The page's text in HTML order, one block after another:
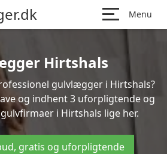
Menu
Hirtshals
gulvlægger i Hirtshals?
og indhent 3 uforpligtende og
i Hirtshals lige her.
gratis og uforpligtende